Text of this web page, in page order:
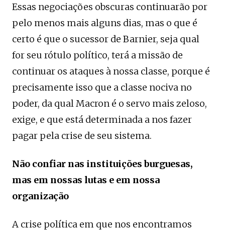
Essas negociações obscuras continuarão por
pelo menos mais alguns dias, mas o que é
certo é que o sucessor de Barnier, seja qual
for seu rótulo político, terá a missão de
continuar os ataques à nossa classe, porque é
precisamente isso que a classe nociva no
poder, da qual Macron é o servo mais zeloso,
exige, e que está determinada a nos fazer
pagar pela crise de seu sistema.
Não confiar nas instituições burguesas,
mas em nossas lutas e em nossa
organização
A crise política em que nos encontramos